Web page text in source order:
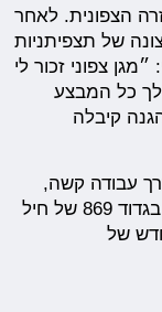
הצפונית. לאחר
של תצפיתניות
צפוני זכור לי
כל המבצע
קיבלה
עבודה קשה,
מסירות ואהבה למקצוע אל צמרת הפיקוד בגדוד 869 של חיל
של